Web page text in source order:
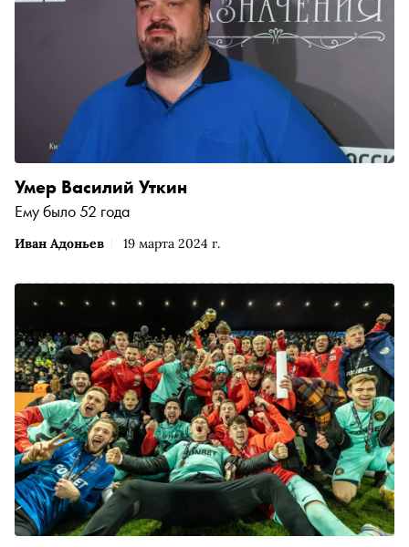
Иван Адоньев 19 марта 2024 г.
Умер Василий Уткин
Ему было 52 года